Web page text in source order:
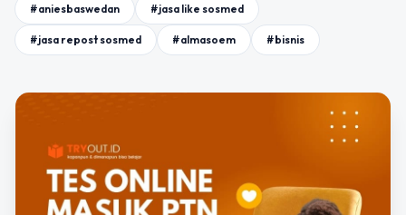
#aniesbaswedan #jasa like sosmed
#jasa repost sosmed #almasoem #bisnis